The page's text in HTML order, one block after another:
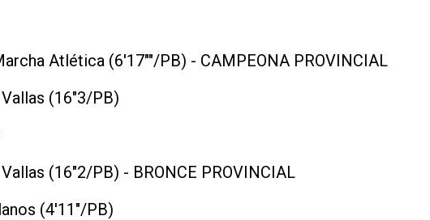
Atlética (6'17""/PB) - CAMPEONA PROVINCIAL
(16"3/PB)
(16"2/PB) - BRONCE PROVINCIAL
(4'11"/PB)